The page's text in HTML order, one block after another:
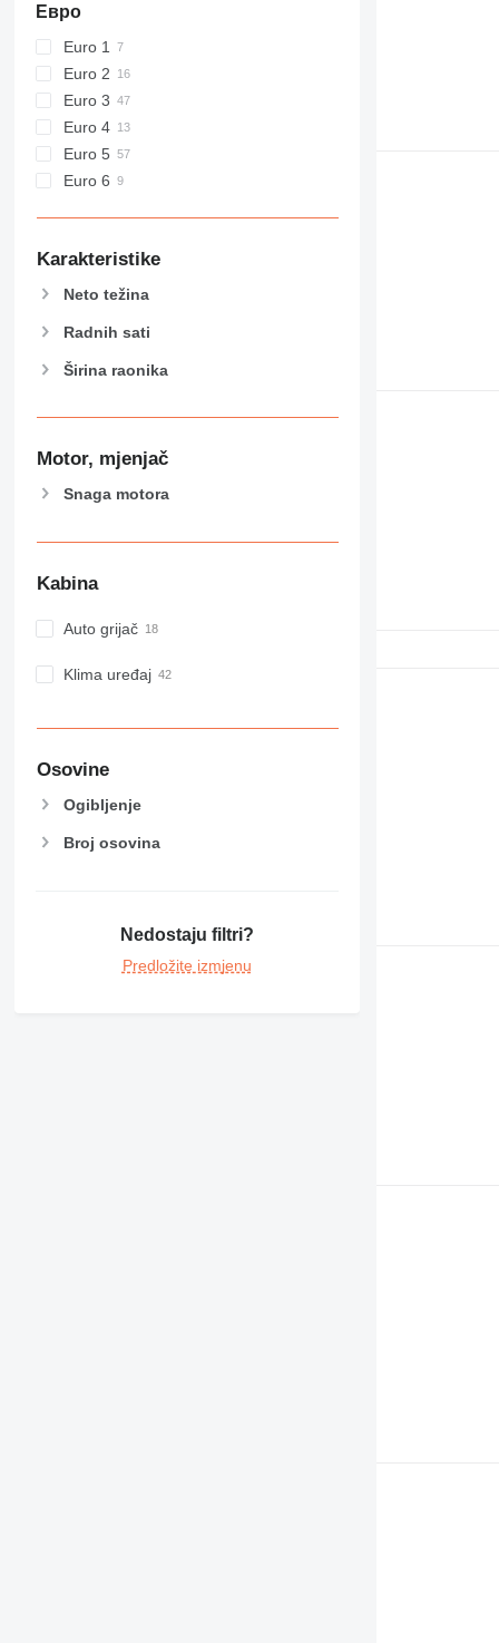
Евро
Euro 1
Euro 2
Euro 3
Euro 4
Euro 5
Euro 6
Karakteristike
Neto težina
Radnih sati
Širina raonika
Motor, mjenjač
Snaga motora
Kabina
Auto grijač
Klima uređaj
Osovine
Ogibljenje
Broj osovina
Nedostaju filtri?
Predložite izmjenu